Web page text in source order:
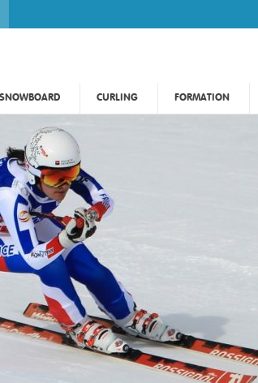
SNOWBOARD CURLING FORMATION